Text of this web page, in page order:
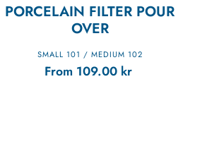
PORCELAIN FILTER POUR
OVER
SMALL 101 / MEDIUM 102
From 109.00 kr